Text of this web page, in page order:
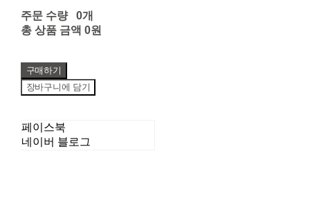
주문 수량
0개
총 상품 금액 0원
구매하기
장바구니에 담기
페이스북
네이버 블로그